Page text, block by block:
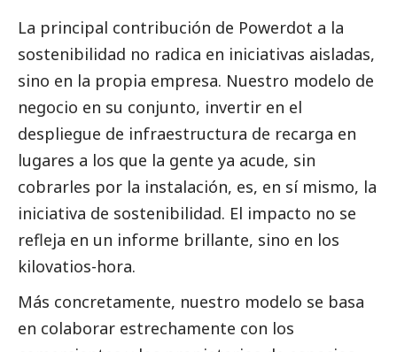
La principal contribución de Powerdot a la
sostenibilidad no radica en iniciativas aisladas,
sino en la propia empresa. Nuestro modelo de
negocio en su conjunto, invertir en el
despliegue de infraestructura de recarga en
lugares a los que la gente ya acude, sin
cobrarles por la instalación, es, en sí mismo, la
iniciativa de sostenibilidad. El impacto no se
refleja en un informe brillante, sino en los
kilovatios-hora.
Más concretamente, nuestro modelo se basa
en colaborar estrechamente con los